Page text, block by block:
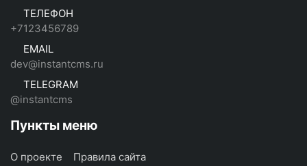
ТЕЛЕФОН
+7123456789
EMAIL
dev@instantcms.ru
TELEGRAM
@instantcms
Пункты меню
О проекте Правила сайта